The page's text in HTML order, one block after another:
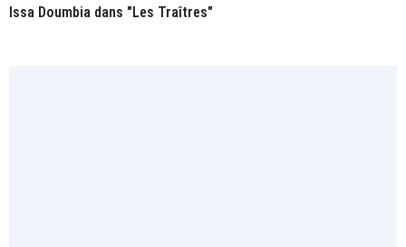
Issa Doumbia dans "Les Traîtres"